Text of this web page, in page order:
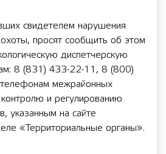
свидетелем нарушения
просят сообщить об этом
диспетчерскую
8 (831) 433-22-11, 8 (800)
межрайонных
и регулированию
указанным на сайте
«Территориальные органы».